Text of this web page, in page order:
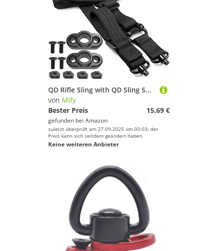
QD Rifle Sling with QD Sling Swivel for Mlok Rail Push Button Quick Release Sling Attachment，Adjustable
von Mify
Bester Preis
15,69 €
gefunden bei Amazon
zuletzt überprüft am 27.09.2025 um 00:03; der
Preis kann sich seitdem geändert haben.
Keine weiteren Anbieter